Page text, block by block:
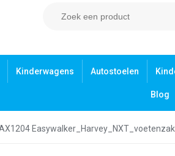
Kinderwagens Autostoelen
Blog